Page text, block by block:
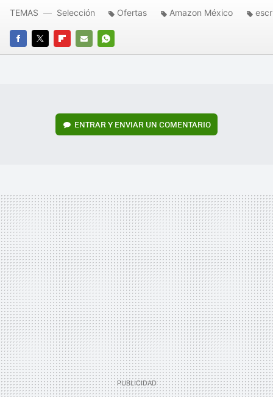
FACEBOOK
TWITTERFLIPBOARD
E-
WHATSAPP
TEMAS Selección Ofertas Amazon México
ENTRAR Y ENVIAR UN COMENTARIO